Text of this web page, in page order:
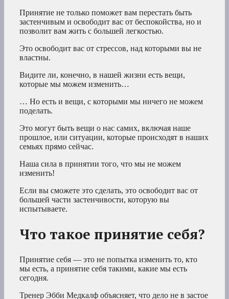
Принятие не только поможет вам перестать быть
застенчивым и освободит вас от беспокойства, но и
позволит вам жить с большей легкостью.
Это освободит вас от стрессов, над которыми вы не
властны.
Видите ли, конечно, в нашей жизни есть вещи,
которые мы можем изменить…
… Но есть и вещи, с которыми мы ничего не можем
поделать.
Это могут быть вещи о нас самих, включая наше
прошлое, или ситуации, которые происходят в наших
семьях прямо сейчас.
Наша сила в принятии того, что мы не можем
изменить!
Если вы сможете это сделать, это освободит вас от
большей части застенчивости, которую вы
испытываете.
Что такое принятие себя?
Принятие себя — это не попытка изменить то, кто
мы есть, а принятие себя такими, какие мы есть
сегодня.
Тренер Эбби Медкалф объясняет, что дело не в застое